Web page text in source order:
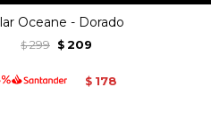
Oceane - Dorado
$ 299 $ 209
$ 178